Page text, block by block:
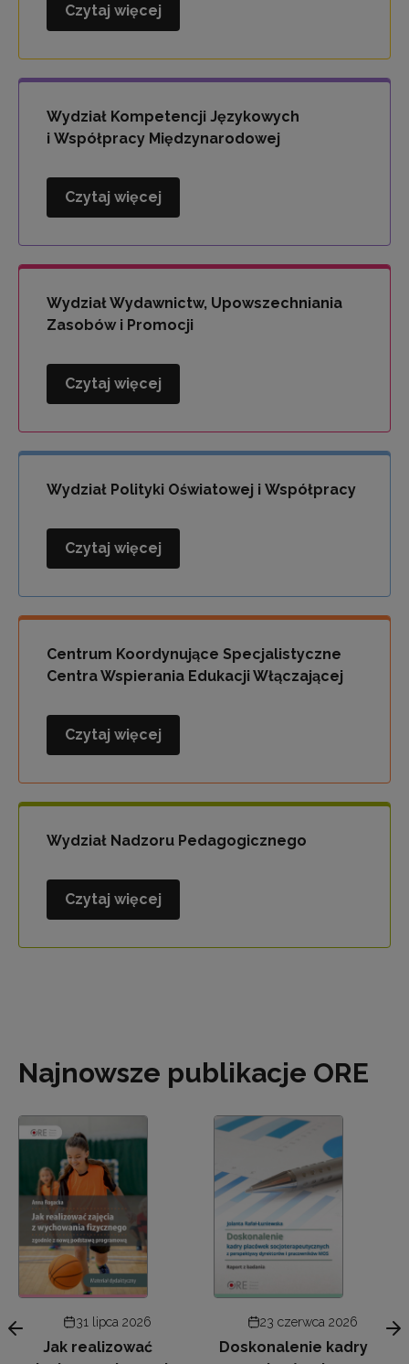
Wydział
Zawodowego
i
Zawodowego
Czytaj więcej
Wydział Kompetencji Językowych
i Współpracy Międzynarodowej
Wydział
Językowych
i
Międzynarodowej
Czytaj więcej
Wydział Wydawnictw, Upowszechniania
Zasobów i Promocji
Wydział
Upowszechniania
Zasobów
Promocji
Czytaj więcej
Wydział Polityki Oświatowej i Współpracy
Wydział
Oświatowej
i
Czytaj więcej
Centrum Koordynujące Specjalistyczne
Centra Wspierania Edukacji Włączającej
Centrum
Specjalistyczne
Centra
Edukacji
Czytaj więcej
Wydział Nadzoru Pedagogicznego
Wydział
Pedagogicznego
Czytaj więcej
Najnowsze publikacje ORE
31 lipca 2026
Jak realizować
23 czerwca 2026
Doskonalenie kadry